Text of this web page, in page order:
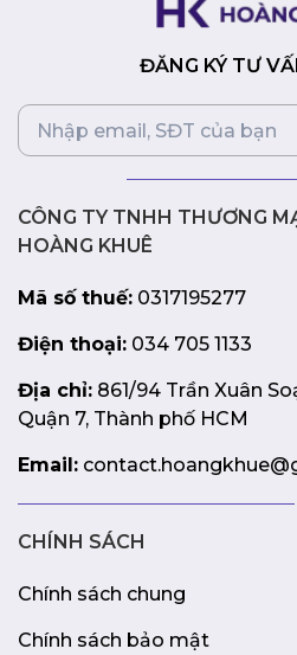
ĐĂNG KÝ TƯ
CÔNG TY TNHH THƯƠNG
HOÀNG KHUÊ
Mã số thuế: 0317195277
Điện thoại: 034 705 1133
Địa chỉ: 861/94 Trần Xuân
Quận 7, Thành phố HCM
Email:
CHÍNH SÁCH
Chính sách chung
Chính sách bảo mật